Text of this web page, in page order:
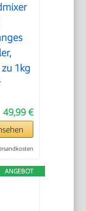
1kg
49,99 €
ANGEBOT